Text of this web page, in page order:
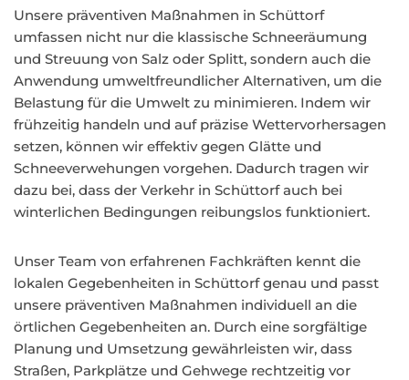
Unsere präventiven Maßnahmen in Schüttorf
umfassen nicht nur die klassische Schneeräumung
und Streuung von Salz oder Splitt, sondern auch die
Anwendung umweltfreundlicher Alternativen, um die
Belastung für die Umwelt zu minimieren. Indem wir
frühzeitig handeln und auf präzise Wettervorhersagen
setzen, können wir effektiv gegen Glätte und
Schneeverwehungen vorgehen. Dadurch tragen wir
dazu bei, dass der Verkehr in Schüttorf auch bei
winterlichen Bedingungen reibungslos funktioniert.
Unser Team von erfahrenen Fachkräften kennt die
lokalen Gegebenheiten in Schüttorf genau und passt
unsere präventiven Maßnahmen individuell an die
örtlichen Gegebenheiten an. Durch eine sorgfältige
Planung und Umsetzung gewährleisten wir, dass
Straßen, Parkplätze und Gehwege rechtzeitig vor